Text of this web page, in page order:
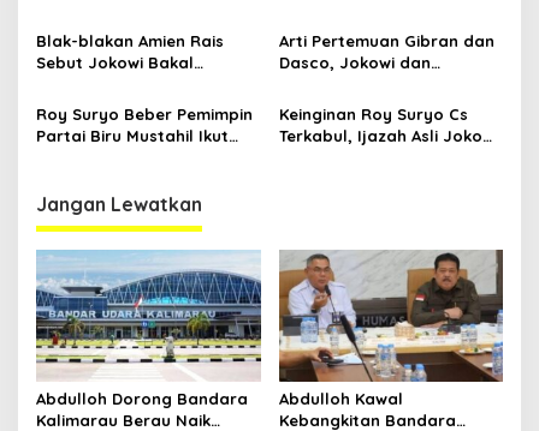
Blak-blakan Amien Rais
Sebut Jokowi Bakal
Arti Pertemuan Gibran dan
Dasco, Jokowi dan
Roy Suryo Beber Pemimpin
Partai Biru Mustahil Ikut
Sponsor
Keinginan Roy Suryo Cs
Terkabul, Ijazah Asli Jokowi
Jangan Lewatkan
Abdulloh Dorong Bandara
Kalimarau Berau Naik
Abdulloh Kawal
Kebangkitan Bandara